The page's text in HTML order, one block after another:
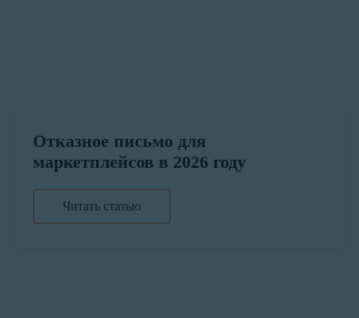
Отказное письмо для
маркетплейсов в 2026 году
Читать статью